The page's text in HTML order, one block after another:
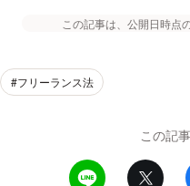
この記事は、公開日時点
#フリーランス法
この記